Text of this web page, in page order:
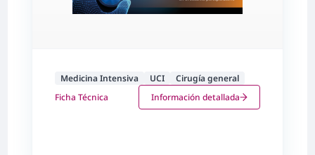
Medicina Intensiva UCI
Cirugía general
Ficha Técnica
Información detallada